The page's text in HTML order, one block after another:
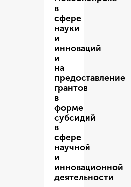
в
сфере
науки
и
инноваций
и
на
предоставление
грантов
в
форме
субсидий
в
сфере
научной
и
инновационной
деятельности